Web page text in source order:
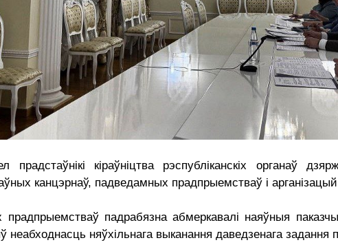
кіраўніцтва рэспубліканскіх органаў
канцэрнаў, падведамных прадпрыемстваў і
прадпрыемстваў падрабязна абмеркавалі наяўныя
неабходнасць няўхільнага выканання даведзенага задання